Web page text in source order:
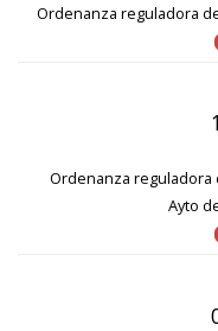
Ordenanza reguladora
Ordenanza reguladora
Ayto